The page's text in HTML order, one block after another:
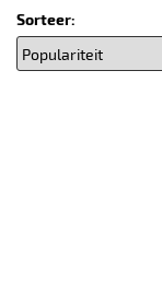
Sorteer: